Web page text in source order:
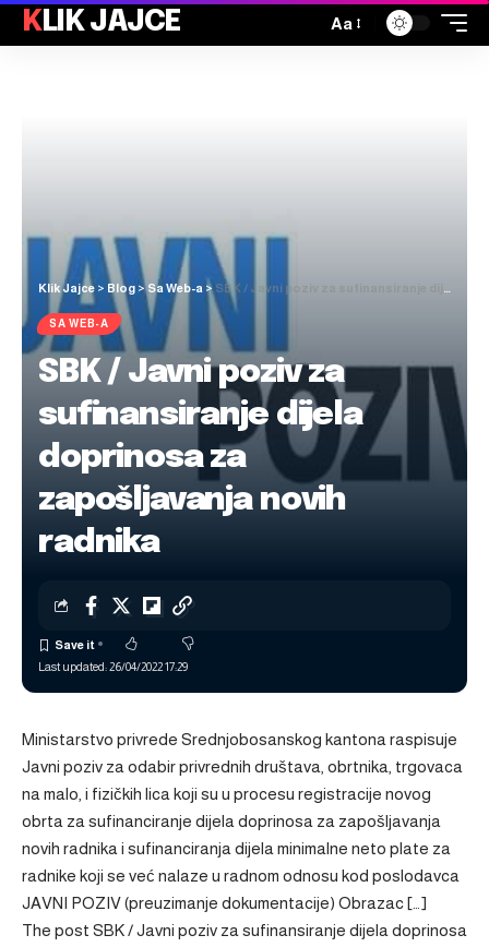
KLIK JAJCE Aa
Klik Jajce > Blog >Sa Web-a > SBK / Javni poziv za sufinansiranje dijela doprinosa za zapošljavanja novih radnika
SA WEB-A
SBK / Javni poziv za
sufinansiranje dijela
doprinosa za
zapošljavanja novih
radnika
Last updated: 26/04/2022 17:29
Ministarstvo privrede Srednjobosanskog kantona raspisuje
Javni poziv za odabir privrednih društava, obrtnika, trgovaca
na malo, i fizičkih lica koji su u procesu registracije novog
obrta za sufinanciranje dijela doprinosa za zapošljavanja
novih radnika i sufinanciranja dijela minimalne neto plate za
radnike koji se već nalaze u radnom odnosu kod poslodavca
JAVNI POZIV (preuzimanje dokumentacije) Obrazac […]
The post SBK / Javni poziv za sufinansiranje dijela doprinosa